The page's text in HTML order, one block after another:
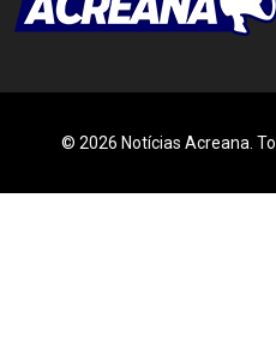
© 2026 Notícias Acreana.